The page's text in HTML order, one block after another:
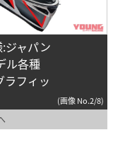
ャパン
ル各種
フィッ
(画像 No.2/8)